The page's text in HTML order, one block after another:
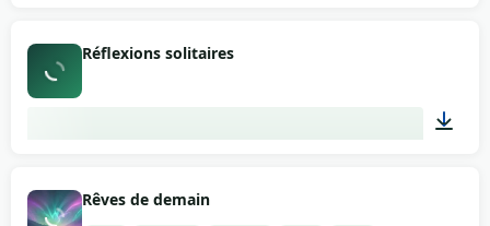
Réflexions solitaires
Rêves de demain